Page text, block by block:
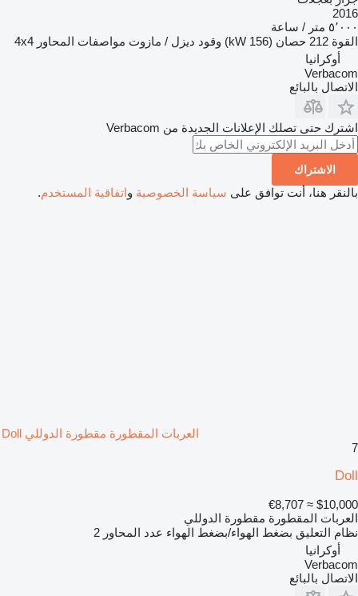
2016
٥٬٠٠٠ متر / ساعة
القوة 212 حصان (156 kW) وقود ديزل / مازوت مواصفات المحاور 4x4
أوكرانيا
Verbacom
الاتصال بالبائع
اشترك حتى تصلك الإعلانات الجديدة من Verbacom
الاشتراك
بالنقر هنا، أنت توافق على سياسة الخصوصية واتفاقية المستخدم.
العربات المقطورة مقطورة الدوللي Doll
7
Doll
$10,000
≈ €8,707
العربات المقطورة مقطورة الدوللي
نظام التعليق بضغط الهواء/بضغط الهواء عدد المحاور 2
أوكرانيا
Verbacom
الاتصال بالبائع